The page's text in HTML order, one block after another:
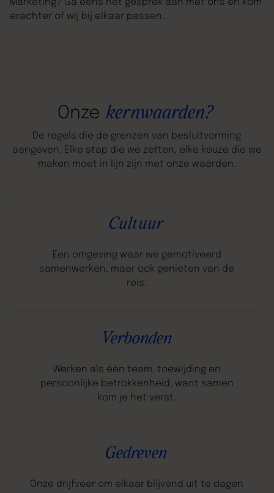
Marketing? Ga eens het gesprek aan met ons en kom
erachter of wij bij elkaar passen.
Onze kernwaarden?
De regels die de grenzen van besluitvorming
aangeven. Elke stap die we zetten, elke keuze die we
maken moet in lijn zijn met onze waarden.
Cultuur
Een omgeving waar we gemotiveerd
samenwerken, maar ook genieten van de
reis.
Verbonden
Werken als één team, toewijding en
persoonlijke betrokkenheid, want samen
kom je het verst.
Gedreven
Onze drijfveer om elkaar blijvend uit te dagen